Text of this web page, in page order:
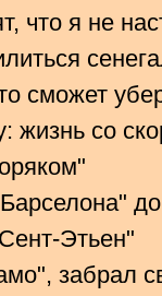
что я не
сможет
жизнь со
Этьен"
забрал